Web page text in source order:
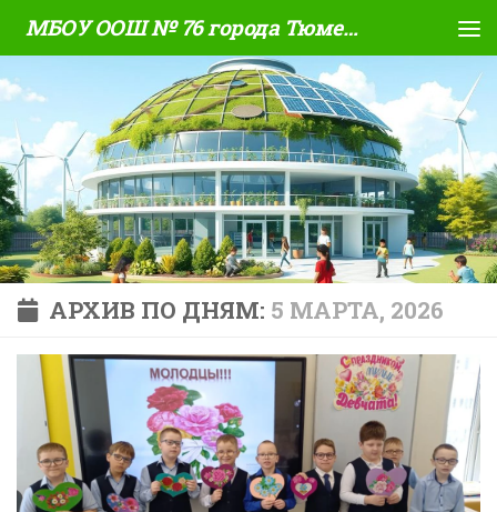
Skip to content МБОУ ООШ № 76 города Тюмени
АРХИВ ПО ДНЯМ: 5 МАРТА, 2026